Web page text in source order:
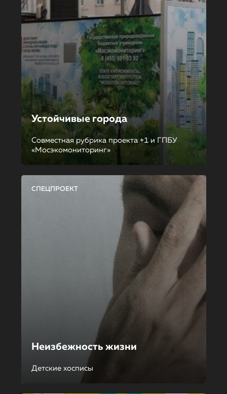
Устойчивые города
Совместная рубрика проекта +1 и ГПБУ
«Мосэкомониторинг»
СПЕЦПРОЕКТ
Неизбежность жизни
Детские хосписы